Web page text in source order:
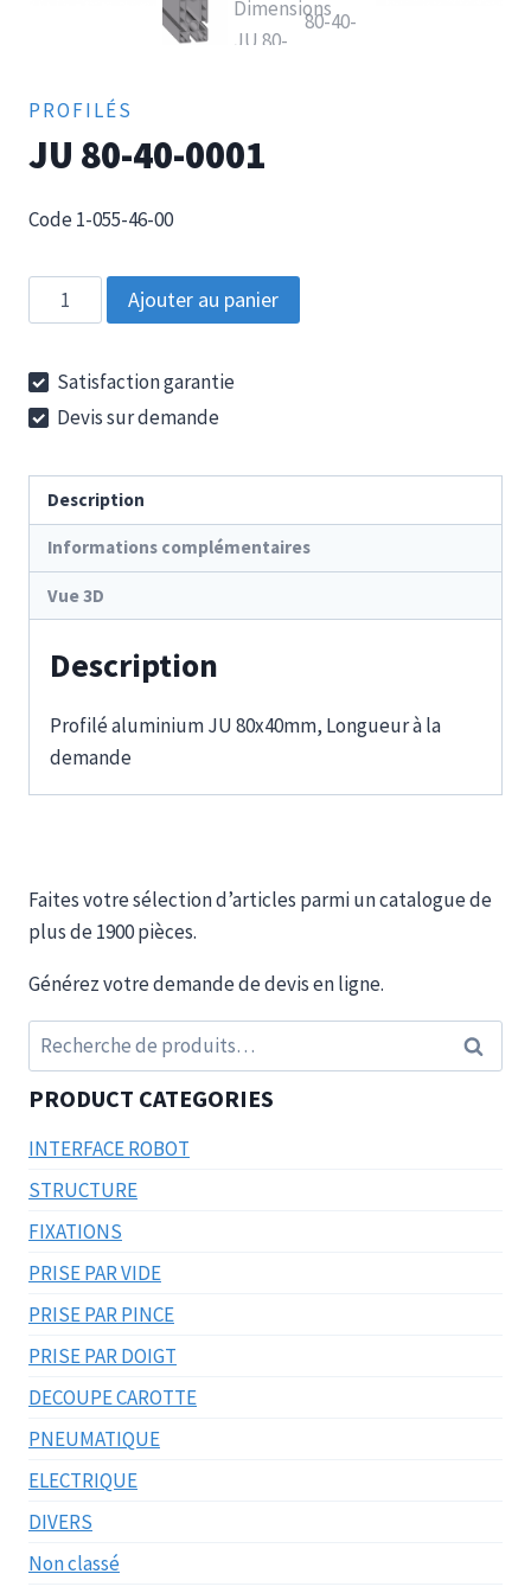
PROFILÉS
JU 80-40-0001
Code 1-055-46-00
quantité
de
80-
40-
Ajouter au panier
Satisfaction garantie
Devis sur demande
Description
Informations complémentaires
Vue 3D
Description
Profilé aluminium JU 80x40mm, Longueur à la
demande
Faites votre sélection d’articles parmi un catalogue de
plus de 1900 pièces.
Générez votre demande de devis en ligne.
Recherche
pour :
PRODUCT CATEGORIES
INTERFACE ROBOT
STRUCTURE
FIXATIONS
PRISE PAR VIDE
PRISE PAR PINCE
PRISE PAR DOIGT
DECOUPE CAROTTE
PNEUMATIQUE
ELECTRIQUE
DIVERS
Non classé